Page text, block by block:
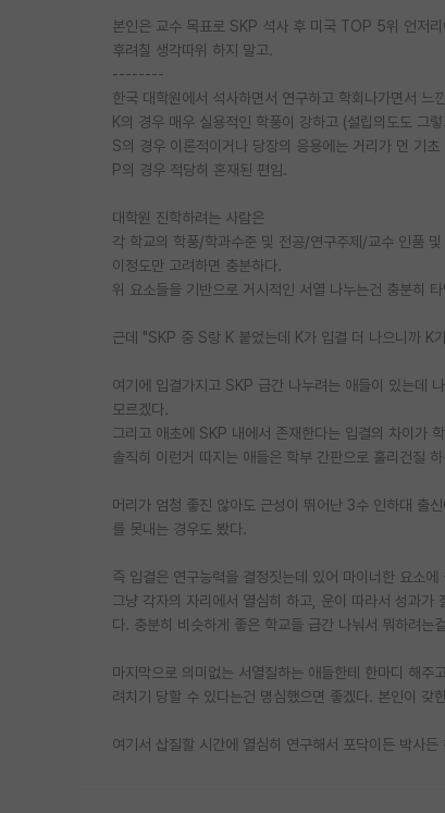
본인은 교수 목표로 SKP 석사 후 미국 TOP 5위 언저
후려칠 생각따위 하지 말고.
--------
한국 대학원에서 석사하면서 연구하고 학회나가면서
K의 경우 매우 실용적인 학풍이 강하고 (설립의도도 그
S의 경우 이론적이거나 당장의 응용에는 거리가 먼 기
P의 경우 적당히 혼재된 편임.
대학원 진학하려는 사람은
각 학교의 학풍/학과수준 및 전공/연구주제/교수 인품
이정도만 고려하면 충분하다.
위 요소들을 기반으로 거시적인 서열 나누는건 충분히
근데 "SKP 중 S랑 K 붙었는데 K가 입결 더 나으니까 K
여기에 입결가지고 SKP 급간 나누려는 애들이 있는데
모르겠다.
그리고 애초에 SKP 내에서 존재한다는 입결의 차이가
솔직히 이런거 따지는 애들은 학부 간판으로 훌리건질
머리가 엄청 좋진 않아도 근성이 뛰어난 3수 인하대 출
를 못내는 경우도 봤다.
즉 입결은 연구능력을 결정짓는데 있어 마이너한 요소에
그냥 각자의 자리에서 열심히 하고, 운이 따라서 성과가
다. 충분히 비슷하게 좋은 학교들 급간 나눠서 뭐하려는
마지막으로 의미없는 서열질하는 애들한테 한마디 해
려치기 당할 수 있다는건 명심했으면 좋겠다. 본인이 갖
여기서 삽질할 시간에 열심히 연구해서 포닥이든 박사